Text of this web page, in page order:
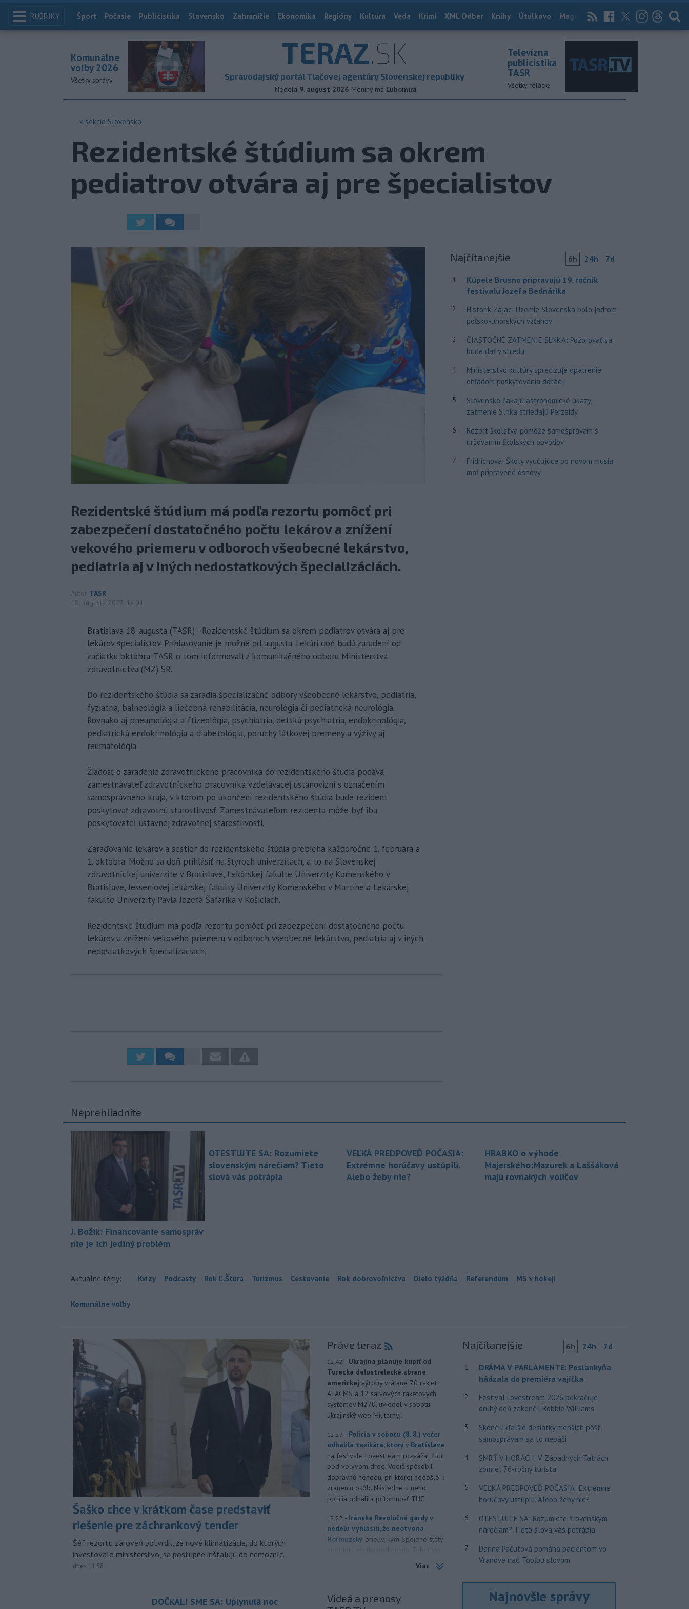
RUBRIKY Index
Šport Počasie Publicistika Slovensko Zahraničie Ekonomika Regióny Kultúra Veda Krimi XML Odber Knihy Útulkovo Magazín News Now Archív
TERAZ.SK
Spravodajský portál Tlačovej agentúry Slovenskej republiky
Nedela 9. august 2026 Meniny má Ľubomíra
Komunálne
voľby 2026
Všetky správy
Televízna
publicistika
TASR
Všetky relácie
< sekcia Slovensko
Rezidentské štúdium sa okrem
pediatrov otvára aj pre špecialistov
Rezidentské štúdium má podľa rezortu pomôcť pri
zabezpečení dostatočného počtu lekárov a znížení
vekového priemeru v odboroch všeobecné lekárstvo,
pediatria aj v iných nedostatkových špecializáciách.
Autor TASR
18. augusta 2023 14:01
Bratislava 18. augusta (TASR) - Rezidentské štúdium sa okrem pediatrov otvára aj pre
lekárov špecialistov. Prihlasovanie je možné od augusta. Lekári doň budú zaradení od
začiatku októbra. TASR o tom informovali z komunikačného odboru Ministerstva
zdravotníctva (MZ) SR.
Do rezidentského štúdia sa zaradia špecializačné odbory všeobecné lekárstvo, pediatria,
fyziatria, balneológia a liečebná rehabilitácia, neurológia či pediatrická neurológia.
Rovnako aj pneumológia a ftizeológia, psychiatria, detská psychiatria, endokrinológia,
pediatrická endokrinológia a diabetológia, poruchy látkovej premeny a výživy aj
reumatológia.
Žiadosť o zaradenie zdravotníckeho pracovníka do rezidentského štúdia podáva
zamestnávateľ zdravotníckeho pracovníka vzdelávacej ustanovizni s označením
samosprávneho kraja, v ktorom po ukončení rezidentského štúdia bude rezident
poskytovať zdravotnú starostlivosť. Zamestnávateľom rezidenta môže byť iba
poskytovateľ ústavnej zdravotnej starostlivosti.
Zaraďovanie lekárov a sestier do rezidentského štúdia prebieha každoročne 1. februára a
1. októbra. Možno sa doň prihlásiť na štyroch univerzitách, a to na Slovenskej
zdravotníckej univerzite v Bratislave, Lekárskej fakulte Univerzity Komenského v
Bratislave, Jesseniovej lekárskej fakulty Univerzity Komenského v Martine a Lekárskej
fakulte Univerzity Pavla Jozefa Šafárika v Košiciach.
Rezidentské štúdium má podľa rezortu pomôcť pri zabezpečení dostatočného počtu
lekárov a znížení vekového priemeru v odboroch všeobecné lekárstvo, pediatria aj v iných
nedostatkových špecializáciách.
Najčítanejšie 6h 24h 7d
1
Kúpele Brusno pripravujú 19. ročník
festivalu Jozefa Bednárika
2
Historik Zajac: Územie Slovenska bolo jadrom
poľsko-uhorských vzťahov
3
ČIASTOČNÉ ZATMENIE SLNKA: Pozorovať sa
bude dať v stredu
4
Ministerstvo kultúry sprecizuje opatrenie
ohľadom poskytovania dotácií
5
Slovensko čakajú astronomické úkazy,
zatmenie Slnka striedajú Perzeidy
6
Rezort školstva pomôže samosprávam s
určovaním školských obvodov
7
Fridrichová: Školy vyučujúce po novom musia
mať pripravené osnovy
Neprehliadnite
J. Božik: Financovanie samospráv
nie je ich jediný problém
OTESTUJTE SA: Rozumiete
slovenským nárečiam? Tieto
slová vás potrápia
VEĽKÁ PREDPOVEĎ POČASIA:
Extrémne horúčavy ustúpili.
Alebo žeby nie?
HRABKO o výhode
Majerského:Mazurek a Laššáková
majú rovnakých voličov
Aktuálne témy: Kvízy Podcasty Rok Ľ.Štúra Turizmus Cestovanie Rok dobrovoľníctva Dielo týždňa Referendum MS v hokeji
Komunálne voľby
Šaško chce v krátkom čase predstaviť
riešenie pre záchrankový tender
Šéf rezortu zároveň potvrdil, že nové klimatizácie, do ktorých
investovalo ministerstvo, sa postupne inštalujú do nemocníc.
dnes 11:58
DOČKALI SME SA: Uplynulá noc
Práve teraz
12:42 - Ukrajina plánuje kúpiť od
Turecka delostrelecké zbrane
americkej výroby vrátane 70 rakiet
ATACMS a 12 salvových raketových
systémov M270, uviedol v sobotu
ukrajinský web Militarnyj.
12:27 - Polícia v sobotu (8. 8.) večer
odhalila taxikára, ktorý v Bratislave
na festivale Lovestream rozvážal ľudí
pod vplyvom drog. Vodič spôsobil
dopravnú nehodu, pri ktorej nedošlo k
zraneniu osôb. Následne u neho
polícia odhalila prítomnosť THC.
12:22 - Iránske Revolučné gardy v
nedeľu vyhlásili, že neotvoria
Hormuzský prieliv, kým Spojené štáty
škody. TASR o tom informuje podľa
11:56 - Minister zdravotníctva
Viac
Videá a prenosy
Najčítanejšie 6h 24h 7d
1
DRÁMA V PARLAMENTE: Poslankyňa
hádzala do premiéra vajíčka
2
Festival Lovestream 2026 pokračuje,
druhý deň zakončil Robbie Williams
3
Skončili ďalšie desiatky menších pôšt,
samosprávam sa to nepáči
4
SMRŤ V HORÁCH: V Západných Tatrách
zomrel 76-ročný turista
5
VEĽKÁ PREDPOVEĎ POČASIA: Extrémne
horúčavy ustúpili. Alebo žeby nie?
6
OTESTUJTE SA: Rozumiete slovenským
nárečiam? Tieto slová vás potrápia
7
Darina Pačutová pomáha pacientom vo
Vranove nad Topľou slovom
Najnovšie správy